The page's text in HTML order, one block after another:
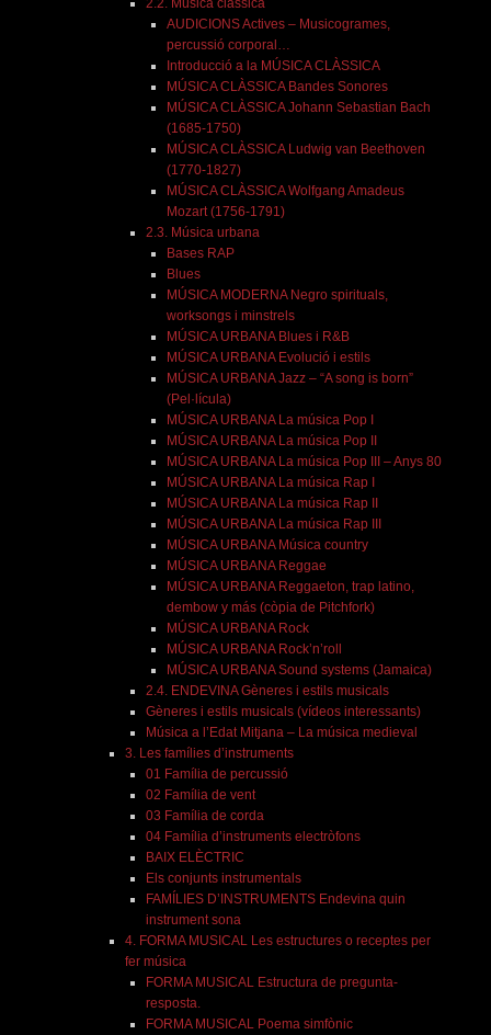
AUDICIONS Actives – Musicogrames,
percussió corporal…
Introducció a la MÚSICA CLÀSSICA
MÚSICA CLÀSSICA Bandes Sonores
MÚSICA CLÀSSICA Johann Sebastian Bach
(1685-1750)
MÚSICA CLÀSSICA Ludwig van Beethoven
(1770-1827)
MÚSICA CLÀSSICA Wolfgang Amadeus
Mozart (1756-1791)
2.3. Música urbana
Bases RAP
Blues
MÚSICA MODERNA Negro spirituals,
worksongs i minstrels
MÚSICA URBANA Blues i R&B
MÚSICA URBANA Evolució i estils
MÚSICA URBANA Jazz – “A song is born”
(Pel·lícula)
MÚSICA URBANA La música Pop I
MÚSICA URBANA La música Pop II
MÚSICA URBANA La música Pop III – Anys 80
MÚSICA URBANA La música Rap I
MÚSICA URBANA La música Rap II
MÚSICA URBANA La música Rap III
MÚSICA URBANA Música country
MÚSICA URBANA Reggae
MÚSICA URBANA Reggaeton, trap latino,
dembow y más (còpia de Pitchfork)
MÚSICA URBANA Rock
MÚSICA URBANA Rock’n’roll
MÚSICA URBANA Sound systems (Jamaica)
2.4. ENDEVINA Gèneres i estils musicals
Gèneres i estils musicals (vídeos interessants)
Música a l’Edat Mitjana – La música medieval
3. Les famílies d’instruments
01 Família de percussió
02 Família de vent
03 Família de corda
04 Família d’instruments electròfons
BAIX ELÈCTRIC
Els conjunts instrumentals
FAMÍLIES D’INSTRUMENTS Endevina quin
instrument sona
4. FORMA MUSICAL Les estructures o receptes per
fer música
FORMA MUSICAL Estructura de pregunta-
resposta.
FORMA MUSICAL Poema simfònic